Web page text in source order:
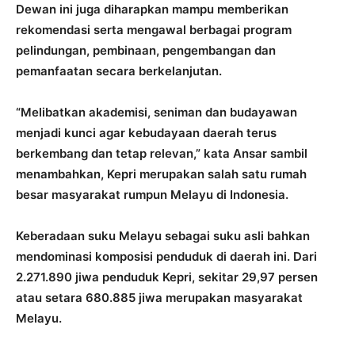
Dewan ini juga diharapkan mampu memberikan
rekomendasi serta mengawal berbagai program
pelindungan, pembinaan, pengembangan dan
pemanfaatan secara berkelanjutan.
“Melibatkan akademisi, seniman dan budayawan
menjadi kunci agar kebudayaan daerah terus
berkembang dan tetap relevan,” kata Ansar sambil
menambahkan, Kepri merupakan salah satu rumah
besar masyarakat rumpun Melayu di Indonesia.
Keberadaan suku Melayu sebagai suku asli bahkan
mendominasi komposisi penduduk di daerah ini. Dari
2.271.890 jiwa penduduk Kepri, sekitar 29,97 persen
atau setara 680.885 jiwa merupakan masyarakat
Melayu.